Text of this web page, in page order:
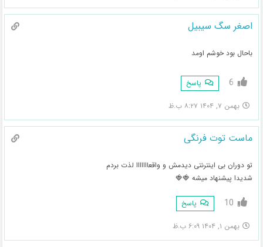
اصغر سگ سیبیل
باحال بود خوشم اومد
6 پاسخ
بهمن ۷, ۱۴۰۴ ۸:۲۷ ب.ظ
ماست توت فرنگی
تو دوران بی اینترنتی دیدمش و واقعااااااا لذت بردم
شدیدا پیشنهاد میشه 🍓🍓
10 پاسخ
بهمن ۱, ۱۴۰۴ ۶:۰۹ ب.ظ